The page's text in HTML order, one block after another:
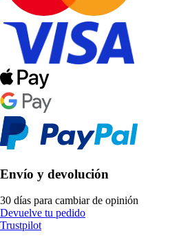
Envío y devolución
30 días para cambiar de opinión
Devuelve tu pedido
Trustpilot